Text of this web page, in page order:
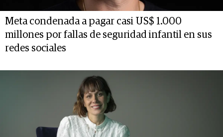
Meta condenada a pagar casi US$ 1.000
millones por fallas de seguridad infantil en sus
redes sociales